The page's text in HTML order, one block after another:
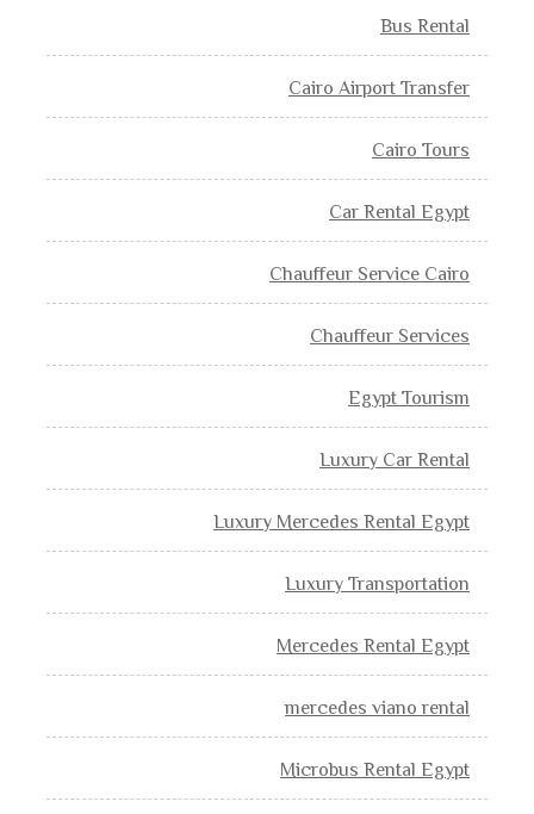
Bus Rental
Cairo Airport Transfer
Cairo Tours
Car Rental Egypt
Chauffeur Service Cairo
Chauffeur Services
Egypt Tourism
Luxury Car Rental
Luxury Mercedes Rental Egypt
Luxury Transportation
Mercedes Rental Egypt
mercedes viano rental
Microbus Rental Egypt